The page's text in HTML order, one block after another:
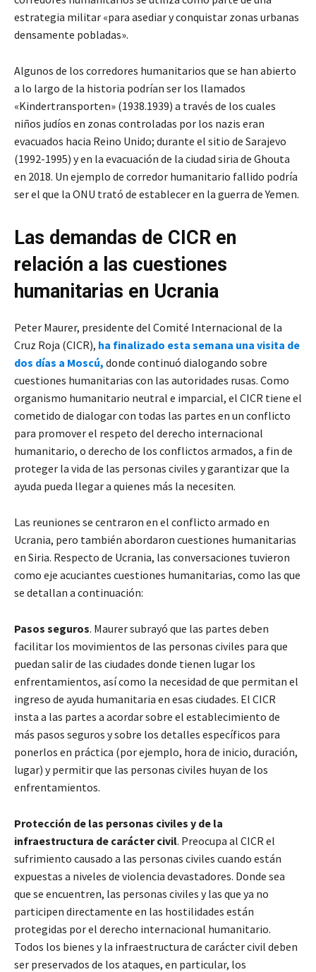
estrategia militar «para asediar y conquistar zonas urbanas
densamente pobladas».
Algunos de los corredores humanitarios que se han abierto
a lo largo de la historia podrían ser los llamados
«Kindertransporten» (1938.1939) a través de los cuales
niños judíos en zonas controladas por los nazis eran
evacuados hacia Reino Unido; durante el sitio de Sarajevo
(1992-1995) y en la evacuación de la ciudad siria de Ghouta
en 2018. Un ejemplo de corredor humanitario fallido podría
ser el que la ONU trató de establecer en la guerra de Yemen.
Las demandas de CICR en
relación a las cuestiones
humanitarias en Ucrania
Peter Maurer, presidente del Comité Internacional de la
Cruz Roja (CICR), ha finalizado esta semana una visita de
dos días a Moscú, donde continuó dialogando sobre
cuestiones humanitarias con las autoridades rusas. Como
organismo humanitario neutral e imparcial, el CICR tiene el
cometido de dialogar con todas las partes en un conflicto
para promover el respeto del derecho internacional
humanitario, o derecho de los conflictos armados, a fin de
proteger la vida de las personas civiles y garantizar que la
ayuda pueda llegar a quienes más la necesiten.
Las reuniones se centraron en el conflicto armado en
Ucrania, pero también abordaron cuestiones humanitarias
en Siria. Respecto de Ucrania, las conversaciones tuvieron
como eje acuciantes cuestiones humanitarias, como las que
se detallan a continuación:
Pasos seguros. Maurer subrayó que las partes deben
facilitar los movimientos de las personas civiles para que
puedan salir de las ciudades donde tienen lugar los
enfrentamientos, así como la necesidad de que permitan el
ingreso de ayuda humanitaria en esas ciudades. El CICR
insta a las partes a acordar sobre el establecimiento de
más pasos seguros y sobre los detalles específicos para
ponerlos en práctica (por ejemplo, hora de inicio, duración,
lugar) y permitir que las personas civiles huyan de los
enfrentamientos.
Protección de las personas civiles y de la
infraestructura de carácter civil. Preocupa al CICR el
sufrimiento causado a las personas civiles cuando están
expuestas a niveles de violencia devastadores. Donde sea
que se encuentren, las personas civiles y las que ya no
participen directamente en las hostilidades están
protegidas por el derecho internacional humanitario.
Todos los bienes y la infraestructura de carácter civil deben
ser preservados de los ataques, en particular, los